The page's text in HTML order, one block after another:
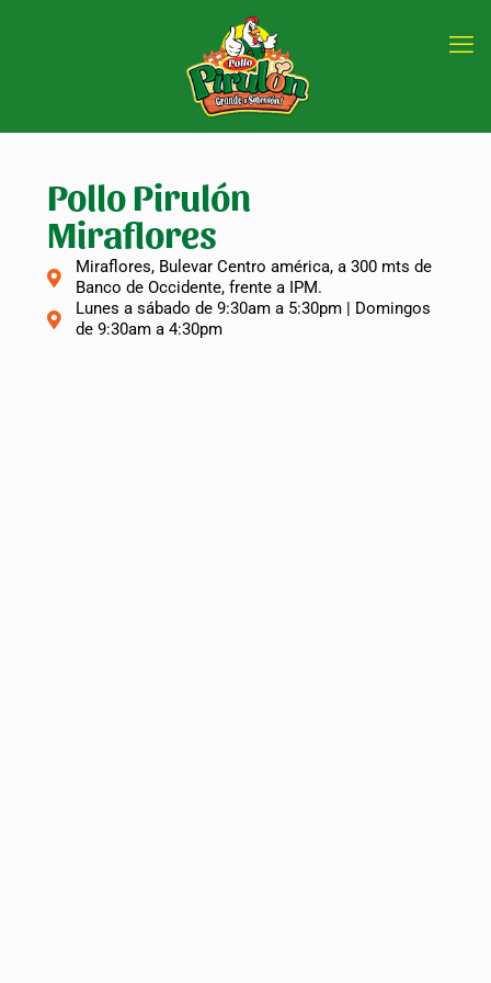
Pollo Pirulón
Miraflores
Miraflores, Bulevar Centro américa, a 300 mts de
Banco de Occidente, frente a IPM.
Lunes a sábado de 9:30am a 5:30pm | Domingos
de 9:30am a 4:30pm